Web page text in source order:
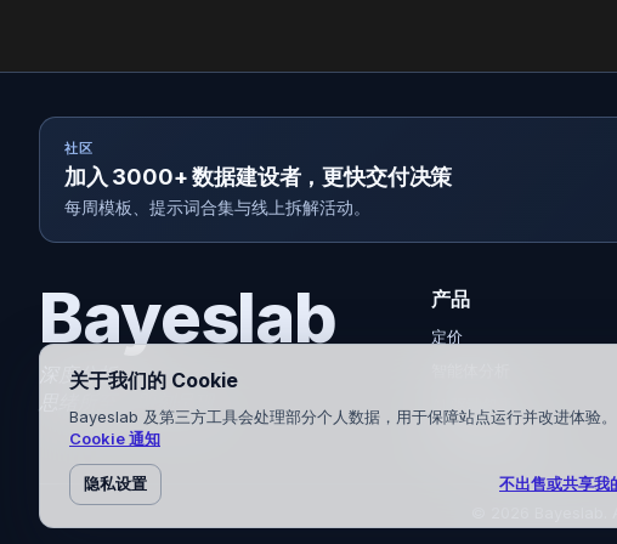
关于我们的 Cookie
Bayeslab 及第三方工具会处理部分个人数据，用于保障站点运行并改进体验。
Cookie 通知
隐私设置 不出售或共享我
社区
加入 3000+ 数据建设者，更快交付决策
每周模板、提示词合集与线上拆解活动。
Bayeslab
深度分析，
产品
定价
© 2026 Bayeslab.